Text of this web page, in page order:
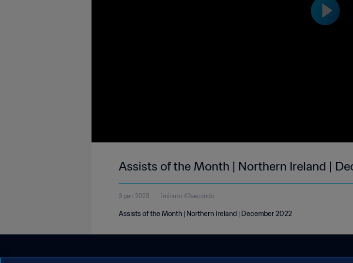
Assists of the Month | Northern Ireland |
3 gen 2023 1minuto 42secondo
Assists of the Month | Northern Ireland | December 2022